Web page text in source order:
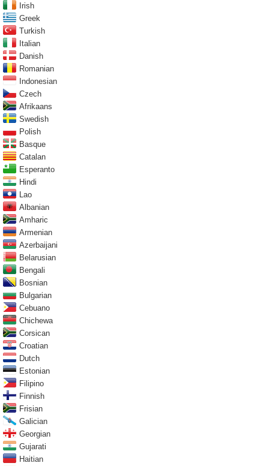
Irish
Greek
Turkish
Italian
Danish
Romanian
Indonesian
Czech
Afrikaans
Swedish
Polish
Basque
Catalan
Esperanto
Hindi
Lao
Albanian
Amharic
Armenian
Azerbaijani
Belarusian
Bengali
Bosnian
Bulgarian
Cebuano
Chichewa
Corsican
Croatian
Dutch
Estonian
Filipino
Finnish
Frisian
Galician
Georgian
Gujarati
Haitian